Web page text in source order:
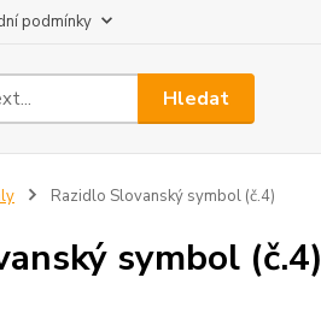
podmínky
Hledat
Razidlo Slovanský symbol (č.4)
symbol (č.4)